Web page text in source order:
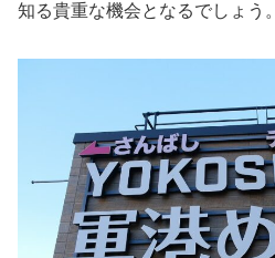
知る貴重な機会となるでしょう。